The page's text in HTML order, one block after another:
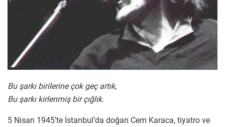
Bu şarkı birilerine çok geç artık,
Bu şarkı kirlenmiş bir çığlık.
5 Nisan 1945’te İstanbul’da doğan Cem Karaca, tiyatro ve